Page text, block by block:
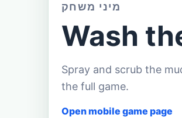
מיני משחק
Wash
Spray and scrub the
the full game.
Open mobile game page